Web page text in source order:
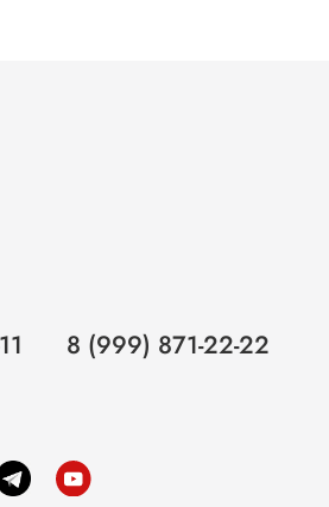
8 (999) 871-22-22